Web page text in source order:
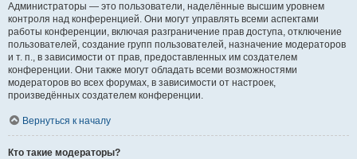
Администраторы — это пользователи, наделённые высшим уровнем
контроля над конференцией. Они могут управлять всеми аспектами
работы конференции, включая разграничение прав доступа, отключение
пользователей, создание групп пользователей, назначение модераторов
и т. п., в зависимости от прав, предоставленных им создателем
конференции. Они также могут обладать всеми возможностями
модераторов во всех форумах, в зависимости от настроек,
произведённых создателем конференции.
Вернуться к началу
Кто такие модераторы?